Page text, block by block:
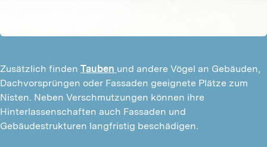
Zusätzlich finden Tauben und andere Vögel an Gebäuden,
Dachvorsprüngen oder Fassaden geeignete Plätze zum
Nisten. Neben Verschmutzungen können ihre
Hinterlassenschaften auch Fassaden und
Gebäudestrukturen langfristig beschädigen.